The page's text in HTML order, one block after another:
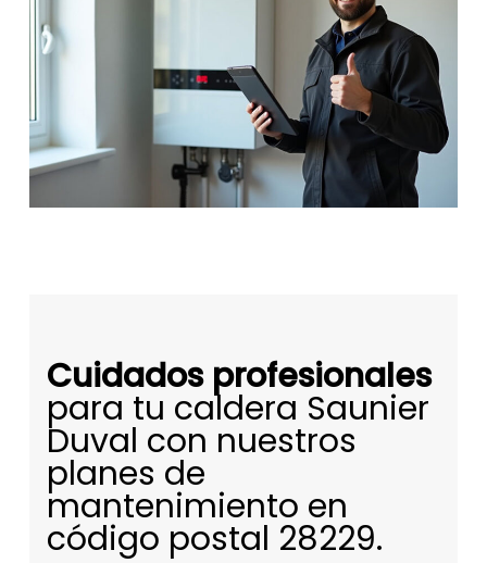
Cuidados profesionales
para tu caldera Saunier
Duval con nuestros
planes de
mantenimiento en
código postal 28229.